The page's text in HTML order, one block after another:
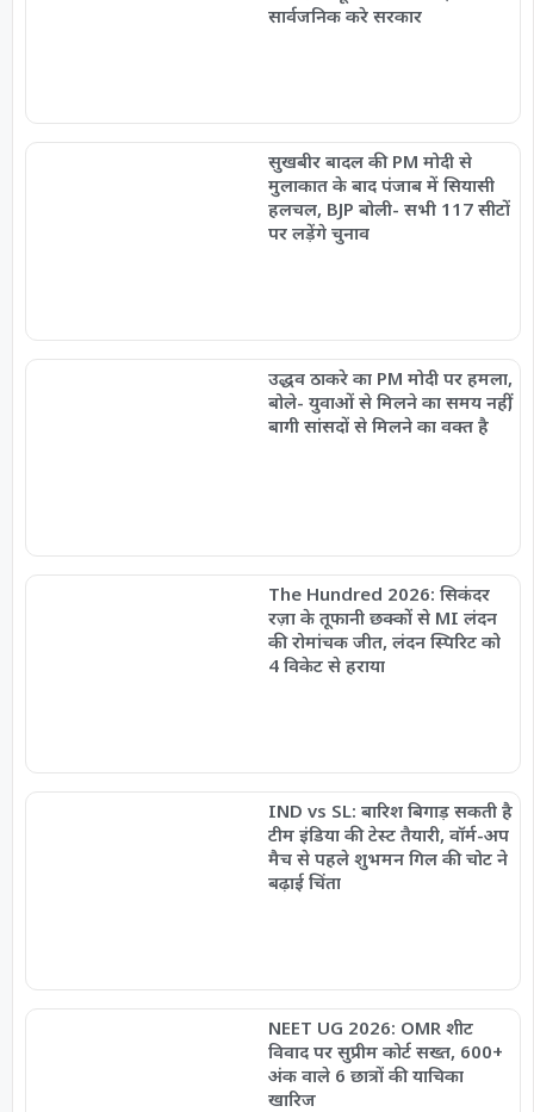
सार्वजनिक करे सरकार
सुखबीर बादल की PM मोदी से
मुलाकात के बाद पंजाब में सियासी
हलचल, BJP बोली- सभी 117 सीटों
पर लड़ेंगे चुनाव
उद्धव ठाकरे का PM मोदी पर हमला,
बोले- युवाओं से मिलने का समय नहीं,
बागी सांसदों से मिलने का वक्त है
The Hundred 2026: सिकंदर
रज़ा के तूफानी छक्कों से MI लंदन
की रोमांचक जीत, लंदन स्पिरिट को
4 विकेट से हराया
IND vs SL: बारिश बिगाड़ सकती है
टीम इंडिया की टेस्ट तैयारी, वॉर्म-अप
मैच से पहले शुभमन गिल की चोट ने
बढ़ाई चिंता
NEET UG 2026: OMR शीट
विवाद पर सुप्रीम कोर्ट सख्त, 600+
अंक वाले 6 छात्रों की याचिका
खारिज